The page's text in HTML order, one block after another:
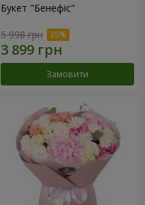
Букет "Бенефіс"
5 998 грн
Замовити